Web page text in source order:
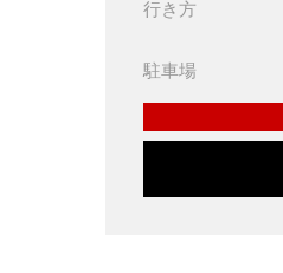
行き方
駐車場